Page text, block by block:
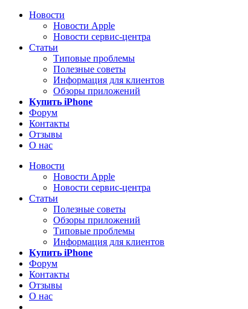
Новости
Новости Apple
Новости сервис-центра
Статьи
Типовые проблемы
Полезные советы
Информация для клиентов
Обзоры приложений
Купить iPhone
Форум
Контакты
Отзывы
О нас
Новости
Новости Apple
Новости сервис-центра
Статьи
Полезные советы
Обзоры приложений
Типовые проблемы
Информация для клиентов
Купить iPhone
Форум
Контакты
Отзывы
О нас